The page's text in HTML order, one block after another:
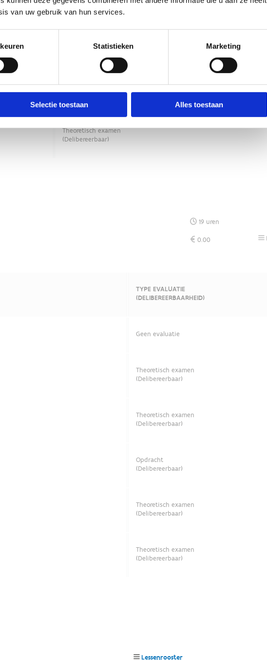
van uw gebruik van hun services.
Statistieken Marketing
Selectie toestaan Alles toestaan